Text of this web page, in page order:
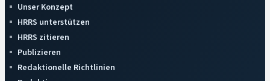
Unser Konzept
HRRS unterstützen
HRRS zitieren
Publizieren
Redaktionelle Richtlinien